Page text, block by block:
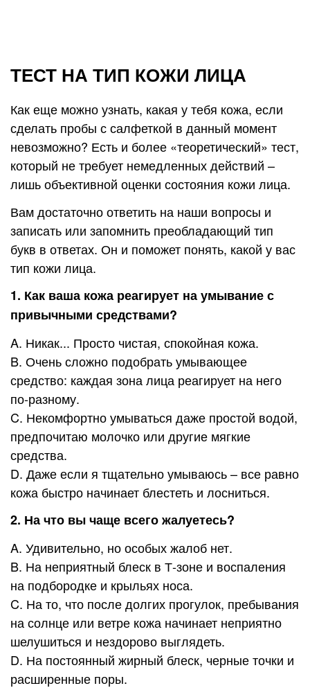
ТЕСТ НА ТИП КОЖИ ЛИЦА
Как еще можно узнать, какая у тебя кожа, если
сделать пробы с салфеткой в данный момент
невозможно? Есть и более «теоретический» тест,
который не требует немедленных действий –
лишь объективной оценки состояния кожи лица.
Вам достаточно ответить на наши вопросы и
записать или запомнить преобладающий тип
букв в ответах. Он и поможет понять, какой у вас
тип кожи лица.
1. Как ваша кожа реагирует на умывание с
привычными средствами?
A. Никак... Просто чистая, спокойная кожа.
B. Очень сложно подобрать умывающее
средство: каждая зона лица реагирует на него
по-разному.
C. Некомфортно умываться даже простой водой,
предпочитаю молочко или другие мягкие
средства.
D. Даже если я тщательно умываюсь – все равно
кожа быстро начинает блестеть и лосниться.
2. На что вы чаще всего жалуетесь?
A. Удивительно, но особых жалоб нет.
B. На неприятный блеск в Т-зоне и воспаления
на подбородке и крыльях носа.
C. На то, что после долгих прогулок, пребывания
на солнце или ветре кожа начинает неприятно
шелушиться и нездорово выглядеть.
D. На постоянный жирный блеск, черные точки и
расширенные поры.